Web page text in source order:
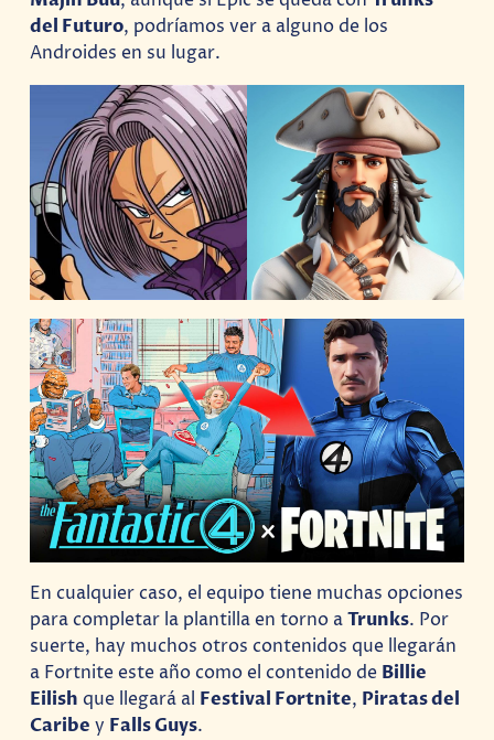
del Futuro, podríamos ver a alguno de los
Androides en su lugar.
En cualquier caso, el equipo tiene muchas opciones
para completar la plantilla en torno aTrunks. Por
suerte, hay muchos otros contenidos que llegarán
a Fortnite este año como el contenido de Billie
Eilish que llegará al Festival Fortnite, Piratas del
Caribe y Falls Guys.